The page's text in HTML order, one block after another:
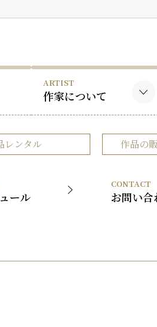
ARTIST
作家について
黒木国昭について
谷口榮について
受賞歴
レンタル 作品の
ール
CONTACT
お問い合